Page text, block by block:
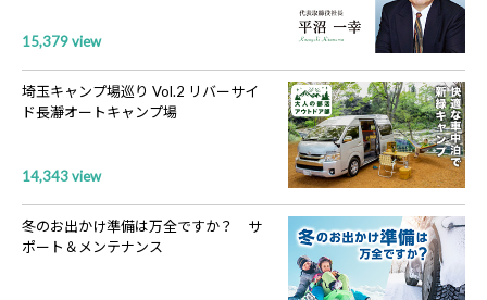
15,379 view
埼玉キャンプ場巡り Vol.2 リバーサイ
ド長瀞オートキャンプ場
14,343 view
冬のお出かけ準備は万全ですか？ サ
ポート＆メンテナンス